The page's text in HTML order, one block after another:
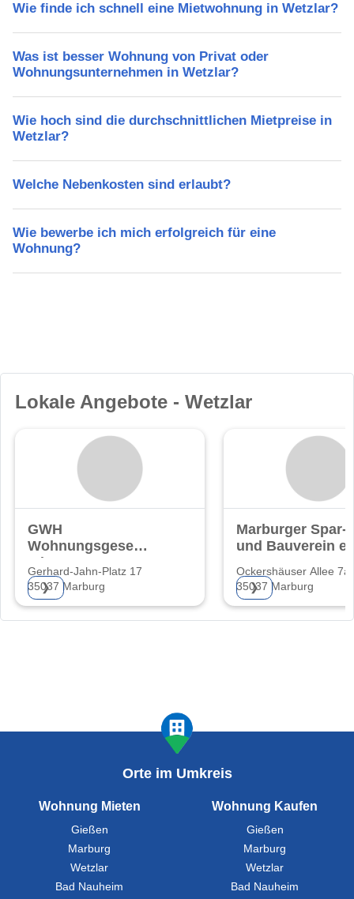
Wie finde ich schnell eine Mietwohnung in Wetzlar?
Was ist besser Wohnung von Privat oder
Wohnungsunternehmen in Wetzlar?
Wie hoch sind die durchschnittlichen Mietpreise in
Wetzlar?
Welche Nebenkosten sind erlaubt?
Wie bewerbe ich mich erfolgreich für eine
Wohnung?
Lokale Angebote - Wetzlar
GWH
Wohnungsgesellschaft
mbH Hessen
Gerhard-Jahn-Platz 17
35037 Marburg
❯
Marburger Spar-
und Bauverein
Ockershäuser Allee 7a
35037 Marburg
❯
Orte im Umkreis
Wohnung Mieten
Gießen
Marburg
Wetzlar
Bad Nauheim
Wohnung Kaufen
Gießen
Marburg
Wetzlar
Bad Nauheim